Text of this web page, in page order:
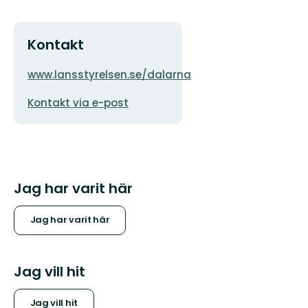
Kontakt
Adress
www.lansstyrelsen.se/dalarna
postadress
Kontakt via e-post
Jag har varit här
Jag har varit här
Jag vill hit
Jag vill hit